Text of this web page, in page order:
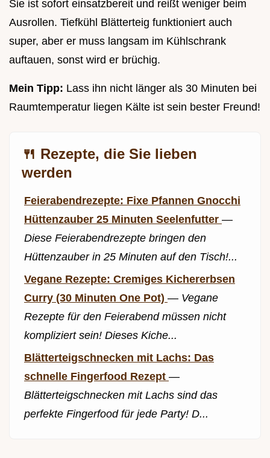
Sie ist sofort einsatzbereit und reißt weniger beim
Ausrollen. Tiefkühl Blätterteig funktioniert auch
super, aber er muss langsam im Kühlschrank
auftauen, sonst wird er brüchig.
Mein Tipp: Lass ihn nicht länger als 30 Minuten bei
Raumtemperatur liegen Kälte ist sein bester Freund!
🍴 Rezepte, die Sie lieben
werden
Feierabendrezepte: Fixe Pfannen Gnocchi
Hüttenzauber 25 Minuten Seelenfutter —
Diese Feierabendrezepte bringen den
Hüttenzauber in 25 Minuten auf den Tisch!...
Vegane Rezepte: Cremiges Kichererbsen
Curry (30 Minuten One Pot) — Vegane
Rezepte für den Feierabend müssen nicht
kompliziert sein! Dieses Kiche...
Blätterteigschnecken mit Lachs: Das
schnelle Fingerfood Rezept —
Blätterteigschnecken mit Lachs sind das
perfekte Fingerfood für jede Party! D...